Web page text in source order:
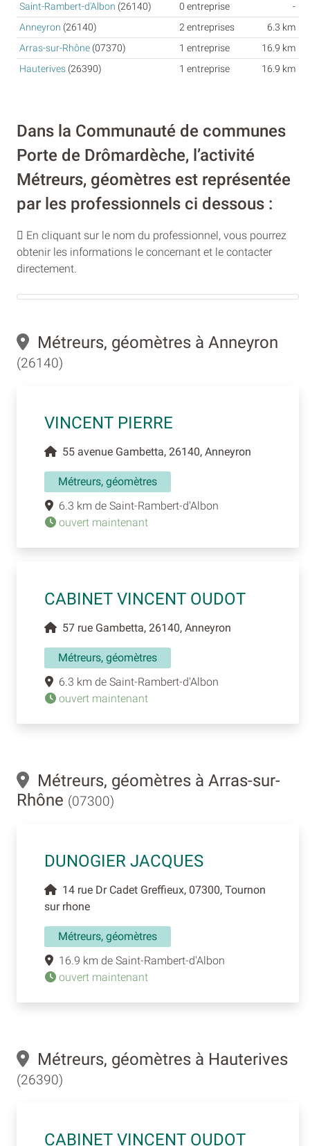
Saint-Rambert-d'Albon (26140) 0 entreprise
-
Anneyron (26140) 2 entreprises
6.3 km
Arras-sur-Rhône (07370) 1 entreprise
16.9 km
Hauterives (26390) 1 entreprise 16.9 km
Dans la Communauté de communes
Porte de Drômardèche, l’activité
Métreurs, géomètres est représentée
par les professionnels ci dessous :
En cliquant sur le nom du professionnel, vous pourrez
obtenir les informations le concernant et le contacter
directement.
Métreurs, géomètres à Anneyron
(26140)
VINCENT PIERRE
55 avenue Gambetta, 26140, Anneyron
Métreurs, géomètres
6.3 km de Saint-Rambert-d'Albon
ouvert maintenant
CABINET VINCENT OUDOT
57 rue Gambetta, 26140, Anneyron
Métreurs, géomètres
6.3 km de Saint-Rambert-d'Albon
ouvert maintenant
Métreurs, géomètres à Arras-sur-
Rhône (07300)
DUNOGIER JACQUES
14 rue Dr Cadet Greffieux, 07300, Tournon
sur rhone
Métreurs, géomètres
16.9 km de Saint-Rambert-d'Albon
ouvert maintenant
Métreurs, géomètres à Hauterives
(26390)
CABINET VINCENT OUDOT